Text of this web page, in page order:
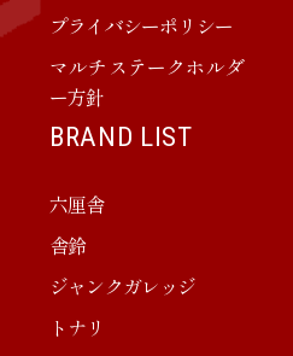
プライバシーポリシー
マルチステークホルダ
ー方針
BRAND LIST
六厘舎
舎鈴
ジャンクガレッジ
トナリ